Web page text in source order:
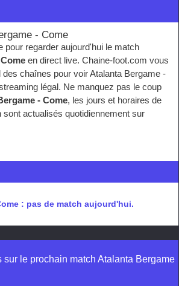
- Come
pour regarder aujourd'hui le match
en direct live. Chaine-foot.com vous
chaînes pour voir Atalanta Bergame -
légal. Ne manquez pas le coup
- Come, les jours et horaires de
actualisés quotidiennement sur
: pas de match aujourd'hui.
sur le prochain match Atalanta Bergame